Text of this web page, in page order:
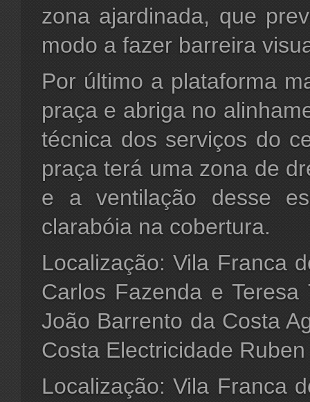
zona ajardinada, que
modo a fazer barreira
Por último a plataforma
praça e abriga no
técnica dos serviços do
praça terá uma zona de
e a ventilação desse
clarabóia na cobertura.
Localização: Vila Franca
Carlos Fazenda e
João Barrento da Costa
Costa Electricidade
Localização: Vila Franca